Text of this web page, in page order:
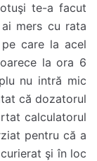
te-a facut
mers cu rata
care la acel
la ora 6
nu intră mic
că dozatorul
calculatorul
pentru că a
şi în loc